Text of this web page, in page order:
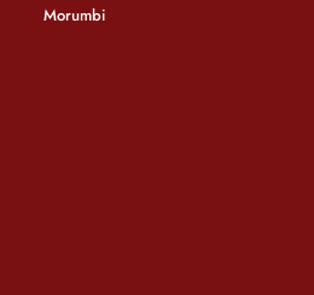
Morumbi